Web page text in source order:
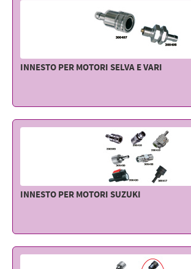
INNESTO PER MOTORI SELVA E VARI
INNESTO PER MOTORI SUZUKI